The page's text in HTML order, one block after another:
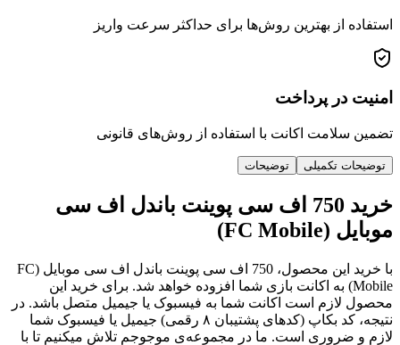
استفاده از بهترین روش‌ها برای حداکثر سرعت واریز
امنیت در پرداخت
تضمین سلامت اکانت با استفاده از روش‌های قانونی
توضیحات تکمیلی توضیحات
خرید 750 اف سی پوینت باندل اف سی
موبایل (FC Mobile)
با خرید این محصول، 750 اف سی پوینت باندل اف سی موبایل (FC
Mobile) به اکانت بازی شما افزوده خواهد شد. برای خرید این
محصول لازم است اکانت شما به فیسبوک یا جیمیل متصل باشد. در
نتیجه، کد بکاپ (کدهای پشتیبان ۸ رقمی) جیمیل یا فیسبوک شما
لازم و ضروری است. ما در مجموعه‌ی موجوجم تلاش میکنیم تا با